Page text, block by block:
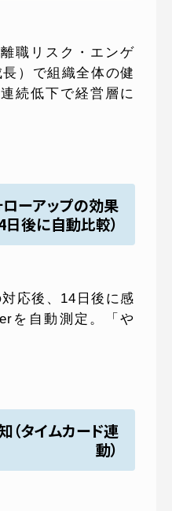
職リスク・エンゲ
）で組織全体の健
続低下で経営層に
ローアップの効果
日後に自動比較）
応後、14日後に感
を自動測定。「や
（タイムカード連
動）